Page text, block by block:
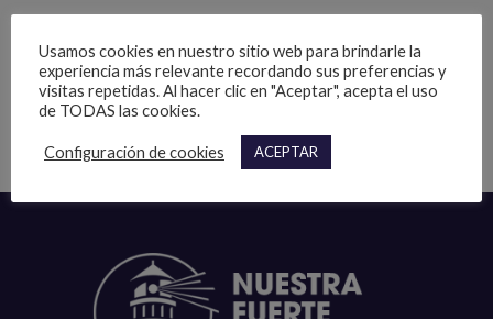
Usamos cookies en nuestro sitio web para brindarle la
experiencia más relevante recordando sus preferencias y
visitas repetidas. Al hacer clic en "Aceptar", acepta el uso
de TODAS las cookies.
Configuración de cookies ACEPTAR